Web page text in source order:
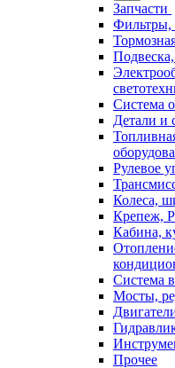
Запчасти
Фильтры,
Система
Детали и
Рулевое
Колеса,
Крепеж,
Кабина,
Система
Мосты,
Прочее